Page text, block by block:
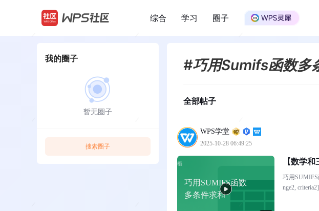
/
综合 学习 圈子
我的圈子
暂无圈子
搜索圈子
#巧用Sumifs函数多
全部帖子
WPS学堂
2025-10-28 06:49:25
巧用SUMIFS函数
多条件求和
【数学
巧用SUMIFS
nge2,